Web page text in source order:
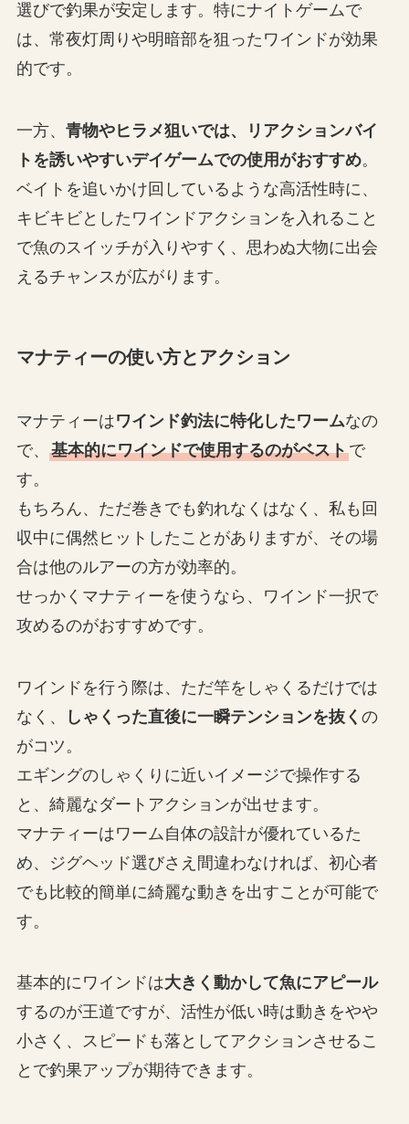
選びで釣果が安定します。特にナイトゲームで
は、常夜灯周りや明暗部を狙ったワインドが効果
的です。
一方、 青物やヒラメ狙いでは、リアクションバイ
トを誘いやすいデイゲームでの使用がおすすめ。
ベイトを追いかけ回しているような高活性時に、
キビキビとしたワインドアクションを入れること
で魚のスイッチが入りやすく、思わぬ大物に出会
えるチャンスが広がります。
マナティーの使い方とアクション
マナティーはワインド釣法に特化したワームなの
で、 基本的にワインドで使用するのがベストで
す。
もちろん、ただ巻きでも釣れなくはなく、私も回
収中に偶然ヒットしたことがありますが、その場
合は他のルアーの方が効率的。
せっかくマナティーを使うなら、ワインド一択で
攻めるのがおすすめです。
ワインドを行う際は、ただ竿をしゃくるだけでは
なく、
しゃくった直後に一瞬テンションを抜く の
がコツ。
エギングのしゃくりに近いイメージで操作する
と、綺麗なダートアクションが出せます。
マナティーはワーム自体の設計が優れているた
め、ジグヘッド選びさえ間違わなければ、初心者
でも比較的簡単に綺麗な動きを出すことが可能で
す。
基本的にワインドは大きく動かして魚にアピール
するのが王道ですが、活性が低い時は動きをやや
小さく、スピードも落としてアクションさせるこ
とで釣果アップが期待できます。